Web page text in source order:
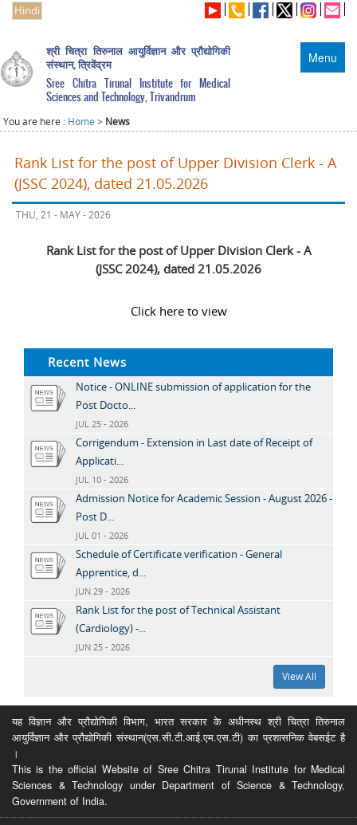
Hindi
Menu
श्री चित्रा तिरुनाल आयुर्विज्ञान और प्रौद्योगिकी
संस्थान, त्रिवेंद्रम
Sree Chitra Tirunal Institute for Medical
Sciences and Technology, Trivandrum
You are here : Home > News
Rank List for the post of Upper Division Clerk - A
(JSSC 2024), dated 21.05.2026
THU, 21 - MAY - 2026
Rank List for the post of Upper Division Clerk - A
(JSSC 2024), dated 21.05.2026
Click here to view
Recent News
Notice - ONLINE submission of application for the
Post Docto...
JUL 25 - 2026
Corrigendum - Extension in Last date of Receipt of
Applicati...
JUL 10 - 2026
Admission Notice for Academic Session - August 2026 -
Post D...
JUL 01 - 2026
Schedule of Certificate verification - General
Apprentice, d...
JUN 29 - 2026
Rank List for the post of Technical Assistant
(Cardiology) -...
JUN 25 - 2026
View All
यह विज्ञान और प्रौद्योगिकी विभाग, भारत सरकार के अधीनस्थ श्री चित्रा तिरुनाल
आयुर्विज्ञान और प्रौद्योगिकी संस्थान(एस.सी.टी.आई.एम.एस.टी) का प्रशासनिक वेबसईट है
।
This is the official Website of Sree Chitra Tirunal Institute for Medical
Sciences & Technology under Department of Science & Technology,
Government of India.